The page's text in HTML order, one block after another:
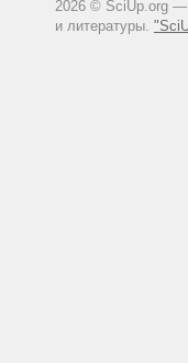
2026 © SciUp.org —
и литературы.